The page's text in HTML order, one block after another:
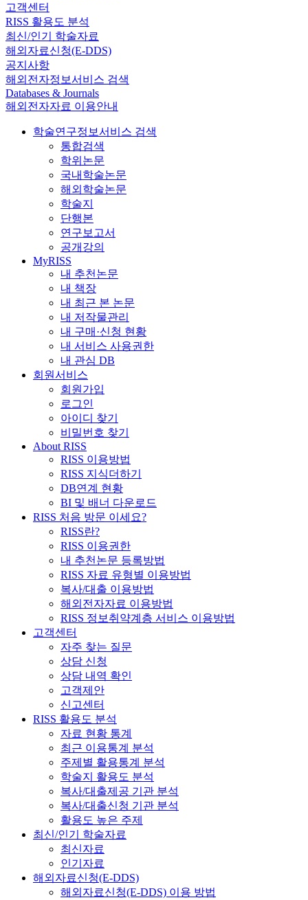
고객센터
RISS 활용도 분석
최신/인기 학술자료
해외자료신청(E-DDS)
공지사항
해외전자정보서비스 검색
Databases & Journals
해외전자자료 이용안내
학술연구정보서비스 검색
통합검색
학위논문
국내학술논문
해외학술논문
학술지
단행본
연구보고서
공개강의
MyRISS
내 추천논문
내 책장
내 최근 본 논문
내 저작물관리
내 구매·신청 현황
내 서비스 사용권한
내 관심 DB
회원서비스
회원가입
로그인
아이디 찾기
비밀번호 찾기
About RISS
RISS 이용방법
RISS 지식더하기
DB연계 현황
BI 및 배너 다운로드
RISS 처음 방문 이세요?
RISS란?
RISS 이용권한
내 추천논문 등록방법
RISS 자료 유형별 이용방법
복사/대출 이용방법
해외전자자료 이용방법
RISS 정보취약계층 서비스 이용방법
고객센터
자주 찾는 질문
상담 신청
상담 내역 확인
고객제안
신고센터
RISS 활용도 분석
자료 현황 통계
최근 이용통계 분석
주제별 활용통계 분석
학술지 활용도 분석
복사/대출제공 기관 분석
복사/대출신청 기관 분석
활용도 높은 주제
최신/인기 학술자료
최신자료
인기자료
해외자료신청(E-DDS)
해외자료신청(E-DDS) 이용 방법